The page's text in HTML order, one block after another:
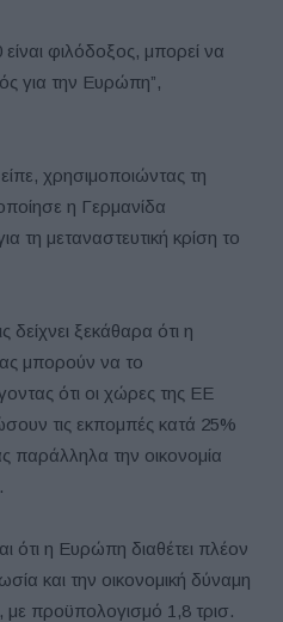
φιλόδοξος, μπορεί να
για την Ευρώπη”,
χρησιμοποιώντας τη
η Γερμανίδα
τη μεταναστευτική κρίση το
δείχνει ξεκάθαρα ότι η
μπορούν να το
ότι οι χώρες της ΕΕ
τις εκπομπές κατά 25%
παράλληλα την οικονομία
ότι η Ευρώπη διαθέτει πλέον
και την οικονομική δύναμη
με προϋπολογισμό 1,8 τρισ.